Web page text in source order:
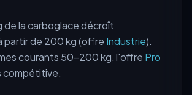
de la carboglace décroît
partir de 200 kg (offre Industrie).
courants 50-200 kg, l'offre Pro
compétitive.